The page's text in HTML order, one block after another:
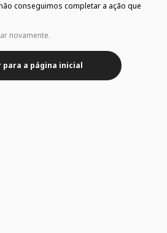
conseguimos completar a ação que
novamente.
para a página inicial